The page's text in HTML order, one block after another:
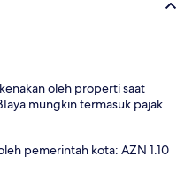
oleh properti saat
mungkin termasuk pajak
pemerintah kota: AZN 1.10